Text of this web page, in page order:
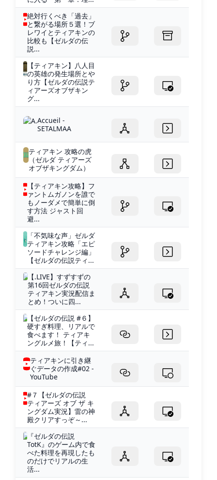
絶対行くべき「過去」
と繋がる場所５選！ブ
レワイとティアキンの
比較も【ゼルダの伝
説...
【ティアキン】八人目
の英雄の発生場所とや
り方【ゼルダの伝説テ
ィアーズオブザキン
グ...
Accueil -
SETALMAA
ティアキン 攻略の虎
（ゼルダ ティアーズ
オブザキングダム）
【ティアキン攻略】フ
ァントムガノンを誰で
もノーダメで簡単に倒
す方法 ジャスト回
避...
「不気味な声」ゼルダ
ティアキン攻略「エピ
ソードチャレンジ編」
【ゼルダの伝説ティ...
【.LIVE】すずすずの
第16回ゼルダの伝説
ティアキン実況配信ま
とめ！ついに四...
【ゼルダの伝説 #６】
硬すぎ料理、リアルで
食べます！ ティアキ
ングルメ旅！【ティ...
ティアキンに引き継
ぐデータの作成#02 -
YouTube
#７【ゼルダの伝説
ティアーズ オブ ザ キ
ングダム実況】雷の神
殿クリアすっぞ～...
『ゼルダの伝説
TotK』のゲーム内で食
べた料理を再現したも
のだけでリアルの生
活...